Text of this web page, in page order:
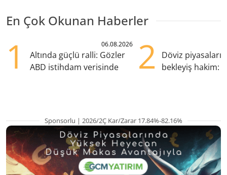
En Çok Okunan Haberler
1 06.08.2026
Altında güçlü ralli: Gözler
ABD istihdam verisinde
2
Döviz
bekleyiş hakim:
Sponsorlu | 2026/2Ç Kar/Zarar 17.84%-82.16%